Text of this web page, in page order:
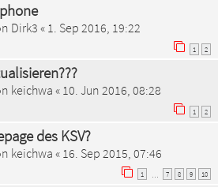
Dirk3 « 1. Sep 2016, 19:22
1 2
keichwa « 10. Jun 2016, 08:28
1 2
des KSV?
keichwa « 16. Sep 2015, 07:46
1 7 8 9 10